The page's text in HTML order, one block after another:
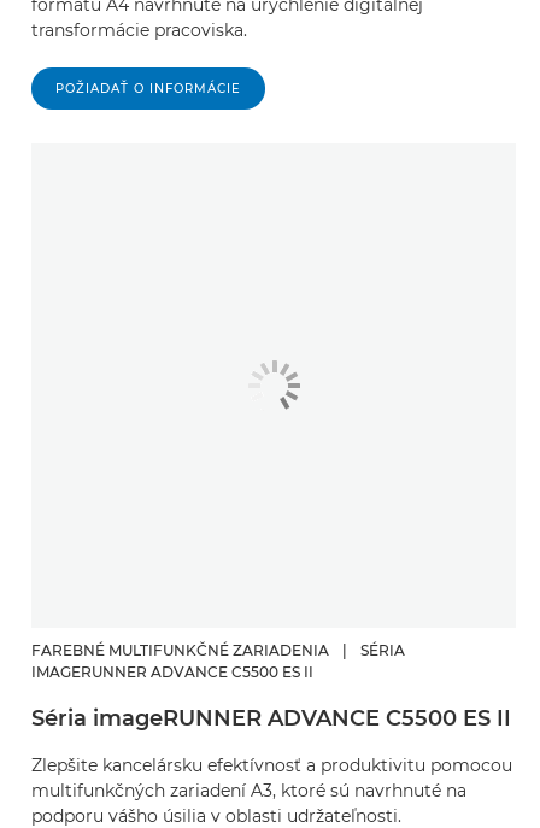
formátu A4 navrhnuté na urýchlenie digitálnej
transformácie pracoviska.
POŽIADAŤ O INFORMÁCIE
FAREBNÉ MULTIFUNKČNÉ ZARIADENIA
SÉRIA
IMAGERUNNER ADVANCE C5500 ES II
Séria imageRUNNER ADVANCE C5500 ES II
Zlepšite kancelársku efektívnosť a produktivitu pomocou
multifunkčných zariadení A3, ktoré sú navrhnuté na
podporu vášho úsilia v oblasti udržateľnosti.